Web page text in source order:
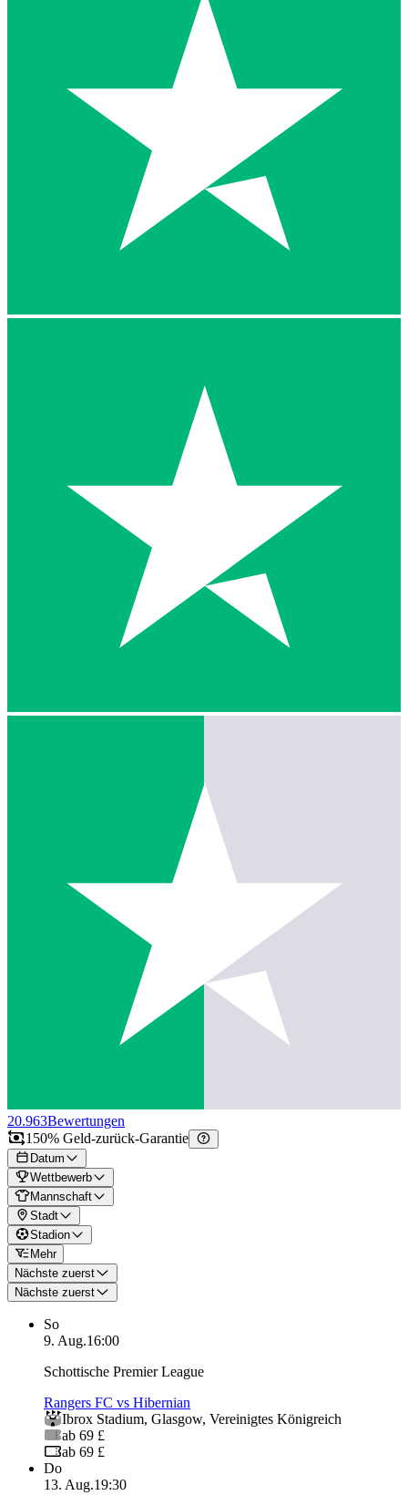
20.963Bewertungen
150% Geld-zurück-Garantie
Datum
Wettbewerb
Mannschaft
Stadt
Stadion
Mehr
Nächste zuerst
Nächste zuerst
So
9. Aug.16:00
Schottische Premier League
Rangers FC vs Hibernian
Ibrox Stadium, Glasgow, Vereinigtes Königreich
ab 69 £
ab 69 £
Do
13. Aug.19:30